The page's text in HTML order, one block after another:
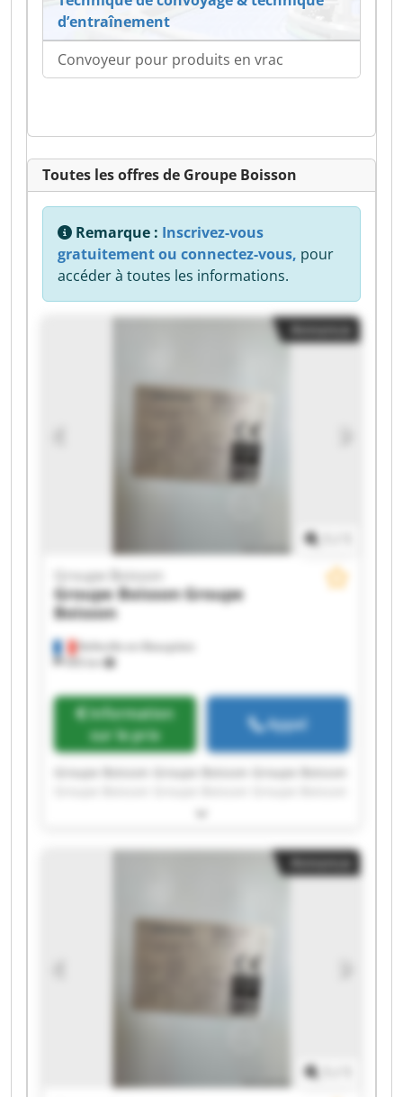
d’entraînement
Convoyeur pour produits en vrac
Toutes les offres de Groupe Boisson
Remarque : Inscrivez-vous
gratuitement ou connectez-vous, pour
accéder à toutes les informations.
Belleville-en-Beaujolais
490 km
Groupe Boisson
Groupe BoissonGroupe
Boisson
Information
sur le prix
Appel
Groupe Boisson Groupe Boisson Groupe Boisson
Groupe Boisson Groupe Boisson Groupe Boisson
Groupe Boisson Groupe Boisson Groupe Boisson
Groupe Boisson Groupe Boisson Groupe Boisson